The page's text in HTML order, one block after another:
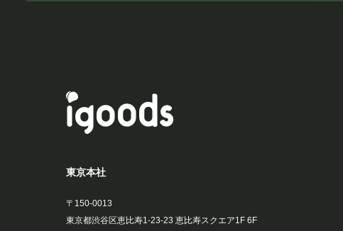
東京本社
〒150-0013
東京都渋谷区恵比寿1-23-23 恵比寿スクエア1F 6F